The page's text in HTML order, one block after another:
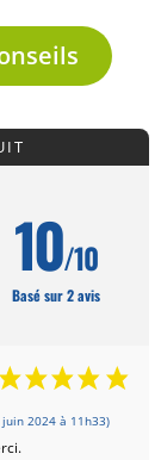
10/10
Basé sur 2 avis
2024 à 11h33)